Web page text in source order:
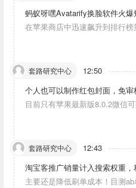
蚂蚁呀嘿Avatarify换脸软件火
在苹果商店中迅速飙升到排行
套路研究中心 12:50
个人也可以制作红包封面，免审
目前只有苹果最新版8.0.2微信
套路研究中心 12:43
淘宝客推广销量计入搜索权重
主要还是降低刷单成本！目测